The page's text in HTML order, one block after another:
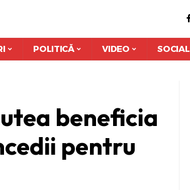
POLITICĂ VIDEO SOCIAL
beneficia
pentru